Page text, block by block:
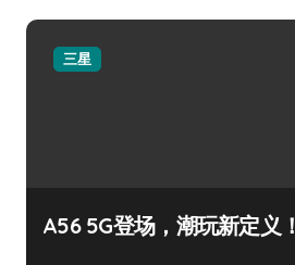
三星
A56 5G登场，潮玩新定义！